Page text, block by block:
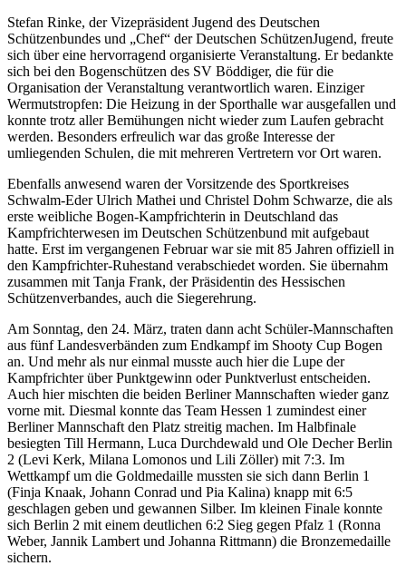
Stefan Rinke, der Vizepräsident Jugend des Deutschen
Schützenbundes und „Chef“ der Deutschen SchützenJugend, freute
sich über eine hervorragend organisierte Veranstaltung. Er bedankte
sich bei den Bogenschützen des SV Böddiger, die für die
Organisation der Veranstaltung verantwortlich waren. Einziger
Wermutstropfen: Die Heizung in der Sporthalle war ausgefallen und
konnte trotz aller Bemühungen nicht wieder zum Laufen gebracht
werden. Besonders erfreulich war das große Interesse der
umliegenden Schulen, die mit mehreren Vertretern vor Ort waren.
Ebenfalls anwesend waren der Vorsitzende des Sportkreises
Schwalm-Eder Ulrich Mathei und Christel Dohm Schwarze, die als
erste weibliche Bogen-Kampfrichterin in Deutschland das
Kampfrichterwesen im Deutschen Schützenbund mit aufgebaut
hatte. Erst im vergangenen Februar war sie mit 85 Jahren offiziell in
den Kampfrichter-Ruhestand verabschiedet worden. Sie übernahm
zusammen mit Tanja Frank, der Präsidentin des Hessischen
Schützenverbandes, auch die Siegerehrung.
Am Sonntag, den 24. März, traten dann acht Schüler-Mannschaften
aus fünf Landesverbänden zum Endkampf im Shooty Cup Bogen
an. Und mehr als nur einmal musste auch hier die Lupe der
Kampfrichter über Punktgewinn oder Punktverlust entscheiden.
Auch hier mischten die beiden Berliner Mannschaften wieder ganz
vorne mit. Diesmal konnte das Team Hessen 1 zumindest einer
Berliner Mannschaft den Platz streitig machen. Im Halbfinale
besiegten Till Hermann, Luca Durchdewald und Ole Decher Berlin
2 (Levi Kerk, Milana Lomonos und Lili Zöller) mit 7:3. Im
Wettkampf um die Goldmedaille mussten sie sich dann Berlin 1
(Finja Knaak, Johann Conrad und Pia Kalina) knapp mit 6:5
geschlagen geben und gewannen Silber. Im kleinen Finale konnte
sich Berlin 2 mit einem deutlichen 6:2 Sieg gegen Pfalz 1 (Ronna
Weber, Jannik Lambert und Johanna Rittmann) die Bronzemedaille
sichern.